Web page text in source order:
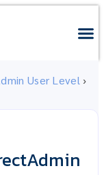
User Level ›